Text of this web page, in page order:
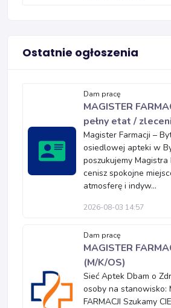
Ostatnie ogłoszenia
Dam pracę
MAGISTER
pełny etat /
Magister Farmacji –
osiedlowej apteki w
poszukujemy Magistra
cenisz spokojne
atmosferę i indyw...
2026-08-03 14:57
Dam pracę
MAGISTER
(M/K/OS)
Sieć Aptek Dbam o
osoby na stanowisko:
FARMACJI Szukamy